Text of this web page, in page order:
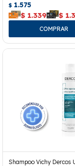
$ 1.575
$ 1.339 $
Shampoo Vichy Dercos